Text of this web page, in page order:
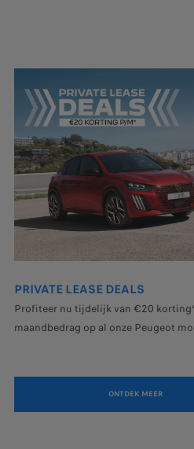
PRIVATE LEASE DEALS
Profiteer nu tijdelijk van €20
maandbedrag op al onze Peugeot
ONTDEK MEER